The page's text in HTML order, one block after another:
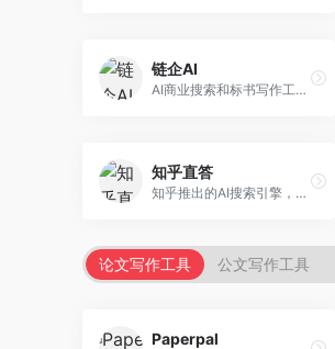
链企AI
AI商业搜索和标书写作工具，专注于企业服务场景。面向企业用户，提供商业信息搜索、标书生成、企业分析等服务，商业信息专业。
知乎直答
知乎推出的AI搜索引擎，专注于知识问答场景。面向知识获取者，提供知乎内容搜索、智能问答、知识整理等服务，专业知识丰富。
论文写作工具 公文写作工具
Paperpal